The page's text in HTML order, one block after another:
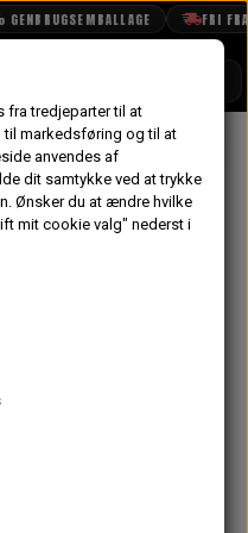
FRI
Fælge & Dæk
Alu
og
kr.
fra tredjeparter til at
til markedsføring og til at
anvendes af
dit samtykke ved at trykke
Ønsker du at ændre hvilke
mit cookie valg" nederst i